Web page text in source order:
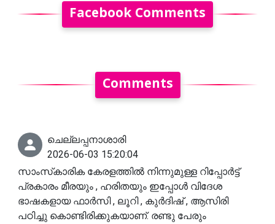
Facebook Comments
Comments
ചെല്ലപ്പനാശാരി
2026-06-03 15:20:04
സാംസ്‌കാരിക കേരളത്തിൽ നിന്നുമുള്ള റിപ്പോർട്ട്
പ്രകാരം മീരയും , ഹരിതയും ഇപ്പോൾ വിദേശ
ഭാഷകളായ ഫാർസി , ലൂറി , കുർദിഷ് , ആസിരി
പഠിച്ചു കൊണ്ടിരിക്കുകയാണ്. രണ്ടു പേരും